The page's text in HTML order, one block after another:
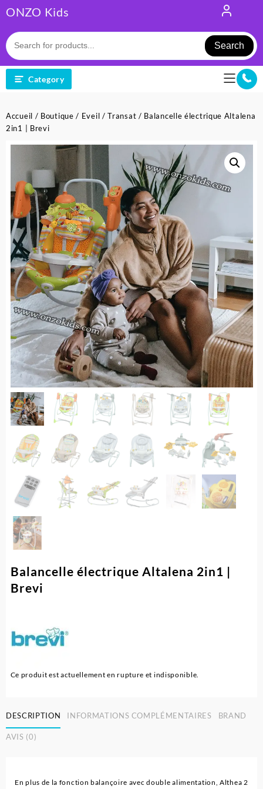
to
content
ONZO Kids
Search
Category
Accueil / Boutique / Eveil /Transat / Balancelle électrique Altalena
2in1 | Brevi
Balancelle électrique Altalena 2in1 |
Brevi
Ce produit est actuellement en rupture et indisponible.
DESCRIPTION INFORMATIONS COMPLÉMENTAIRES BRAND
AVIS (0)
En plus de la fonction balançoire avec double alimentation, Althea 2